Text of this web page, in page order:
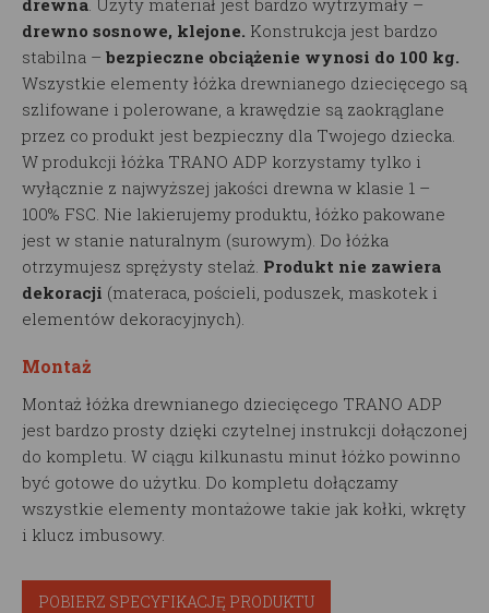
drewna. Użyty materiał jest bardzo wytrzymały –
drewno sosnowe, klejone. Konstrukcja jest bardzo
stabilna – bezpieczne obciążenie wynosi do 100 kg.
Wszystkie elementy łóżka drewnianego dziecięcego są
szlifowane i polerowane, a krawędzie są zaokrąglane
przez co produkt jest bezpieczny dla Twojego dziecka.
W produkcji łóżka TRANO ADP korzystamy tylko i
wyłącznie z najwyższej jakości drewna w klasie 1 –
100% FSC. Nie lakierujemy produktu, łóżko pakowane
jest w stanie naturalnym (surowym). Do łóżka
otrzymujesz sprężysty stelaż. Produkt nie zawiera
dekoracji (materaca, pościeli, poduszek, maskotek i
elementów dekoracyjnych).
Montaż
Montaż łóżka drewnianego dziecięcego TRANO ADP
jest bardzo prosty dzięki czytelnej instrukcji dołączonej
do kompletu. W ciągu kilkunastu minut łóżko powinno
być gotowe do użytku. Do kompletu dołączamy
wszystkie elementy montażowe takie jak kołki, wkręty
i klucz imbusowy.
POBIERZ SPECYFIKACJĘ PRODUKTU